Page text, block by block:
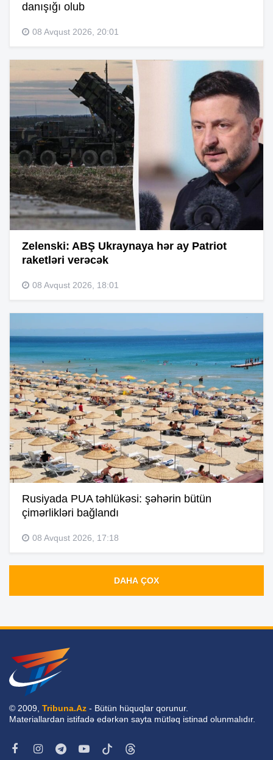
danışığı olub
08 Avqust 2026, 20:01
Zelenski: ABŞ Ukraynaya hər ay Patriot
raketləri verəcək
08 Avqust 2026, 18:01
Rusiyada PUA təhlükəsi: şəhərin bütün
çimərlikləri bağlandı
08 Avqust 2026, 17:18
DAHA ÇOX
© 2009, Tribuna.Az - Bütün hüquqlar qorunur.
Materiallardan istifadə edərkən sayta mütləq istinad olunmalıdır.